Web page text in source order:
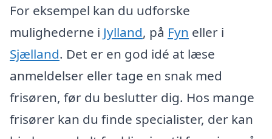
For eksempel kan du udforske
mulighederne i Jylland, på Fyn eller i
Sjælland. Det er en god idé at læse
anmeldelser eller tage en snak med
frisøren, før du beslutter dig. Hos mange
frisører kan du finde specialister, der kan